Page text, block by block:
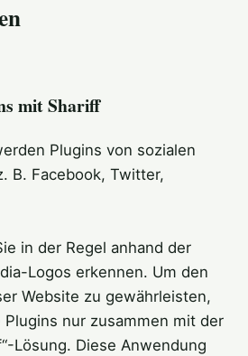
mit Shariff
Plugins von sozialen
B. Facebook, Twitter,
in der Regel anhand der
Logos erkennen. Um den
Website zu gewährleisten,
nur zusammen mit der
Lösung. Diese Anwendung